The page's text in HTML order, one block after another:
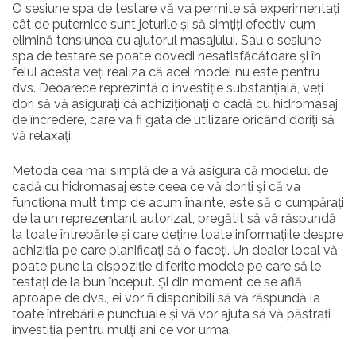
O sesiune spa de testare vă va permite să experimentați
cât de puternice sunt jeturile și să simțiți efectiv cum
elimină tensiunea cu ajutorul masajului. Sau o sesiune
spa de testare se poate dovedi nesatisfăcătoare și în
felul acesta veți realiza că acel model nu este pentru
dvs. Deoarece reprezintă o investiție substanțială, veți
dori să vă asigurați că achiziționați o cadă cu hidromasaj
de încredere, care va fi gata de utilizare oricând doriți să
vă relaxați.
Metoda cea mai simplă de a vă asigura că modelul de
cadă cu hidromasaj este ceea ce vă doriți și că va
funcționa mult timp de acum înainte, este să o cumpărați
de la un reprezentant autorizat, pregătit să vă răspundă
la toate întrebările și care deține toate informațiile despre
achiziția pe care planificați să o faceți. Un dealer local vă
poate pune la dispoziție diferite modele pe care să le
testați de la bun început. Și din moment ce se află
aproape de dvs., ei vor fi disponibili să vă răspundă la
toate întrebările punctuale și vă vor ajuta să vă păstrați
investiția pentru mulți ani ce vor urma.